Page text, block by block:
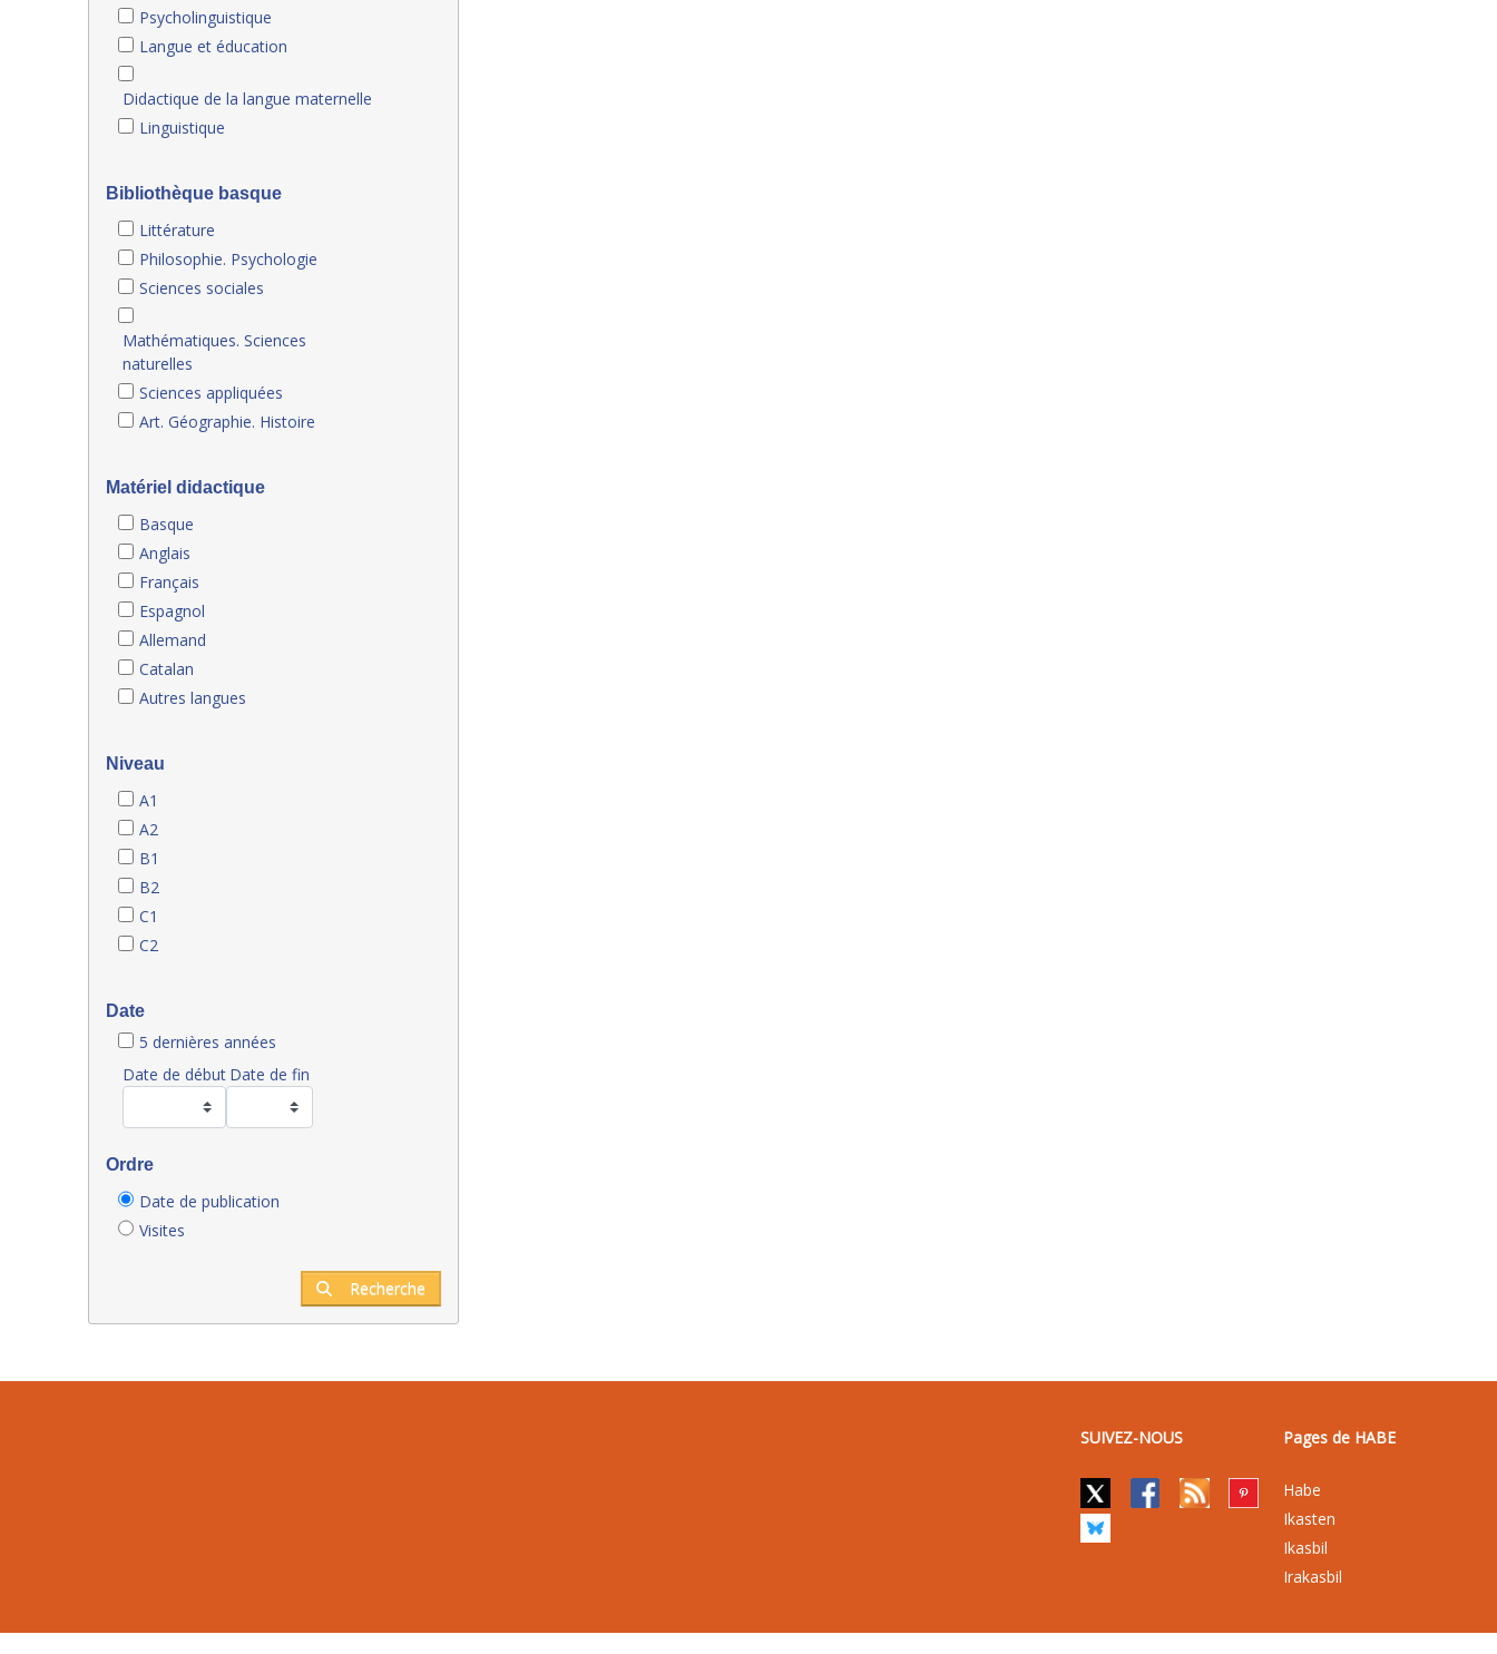
Psycholinguistique
Langue et éducation
Didactique de la langue maternelle
Linguistique
Bibliothèque basque
Littérature
Philosophie. Psychologie
Sciences sociales
Mathématiques. Sciences
naturelles
Sciences appliquées
Art. Géographie. Histoire
Matériel didactique
Basque
Anglais
Français
Espagnol
Allemand
Catalan
Autres langues
Niveau
A1
A2
B1
B2
C1
C2
Date
5 dernières années
Date de début Date de fin
Ordre
Date de publication
Visites
Recherche
SUIVEZ-NOUS Pages de HABE
Habe
Ikasten
Ikasbil
Irakasbil